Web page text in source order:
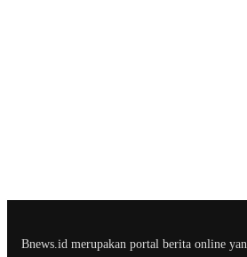
Bnews.id merupakan portal berita online